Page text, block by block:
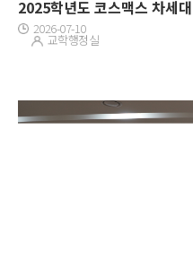
2025학년도 코스맥스 차세
2026-07-10
교학행정실